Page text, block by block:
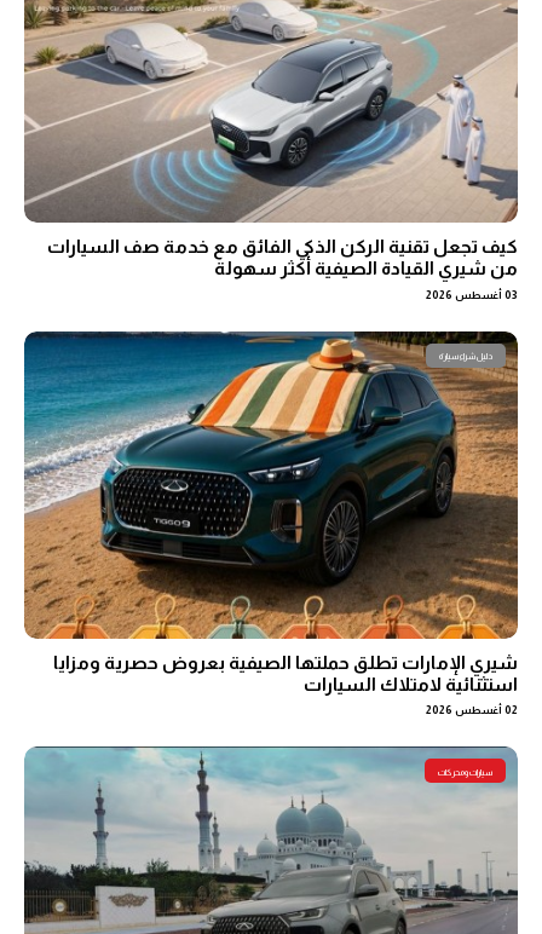
كيف تجعل تقنية الركن الذكي الفائق مع خدمة صف السيارات
من شيري القيادة الصيفية أكثر سهولة
03 أغسطس 2026
دليل شراء سيارة
شيري الإمارات تطلق حملتها الصيفية بعروض حصرية ومزايا
استثنائية لامتلاك السيارات
02 أغسطس 2026
سيارات ومحركات